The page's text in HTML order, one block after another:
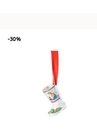
-30%